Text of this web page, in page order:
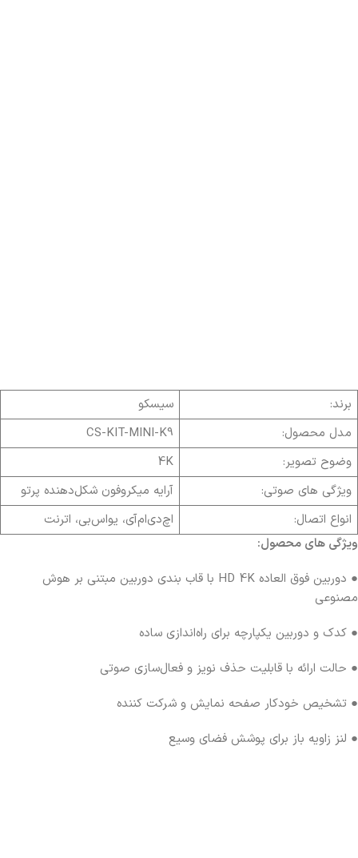
برند:
سیسکو
مدل محصول:
CS-KIT-MINI-K9
وضوح تصویر:
4K
ویژگی های صوتی:
آرایه میکروفون شکل‌دهنده پرتو
انواع اتصال:
اچ‌دی‌ام‌آی، یو‌اس‌بی، اترنت
ویژگی های محصول:
● دوربین فوق العاده HD 4K با قاب بندی دوربین مبتنی بر هوش
مصنوعی
● کدک و دوربین یکپارچه برای راه‌اندازی ساده
● حالت ارائه با قابلیت حذف نویز و فعال‌سازی صوتی
● تشخیص خودکار صفحه نمایش و شرکت کننده
● لنز زاویه باز برای پوشش فضای وسیع